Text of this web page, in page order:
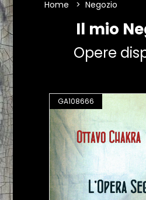
Home Negozio
Il mio
Opere
GA108666